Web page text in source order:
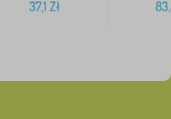
37,1 Zł